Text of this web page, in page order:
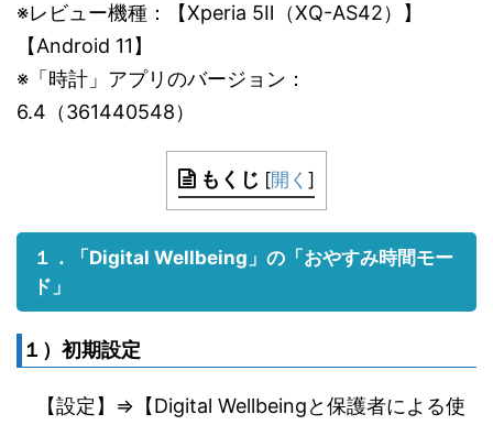
※レビュー機種：【Xperia 5Ⅱ（XQ-AS42）】
【Android 11】
※「時計」アプリのバージョン：
6.4（361440548）
もくじ [開く ]
１．「Digital Wellbeing」の「おやすみ時間モー
ド」
１）初期設定
【設定】⇒【Digital Wellbeingと保護者による使